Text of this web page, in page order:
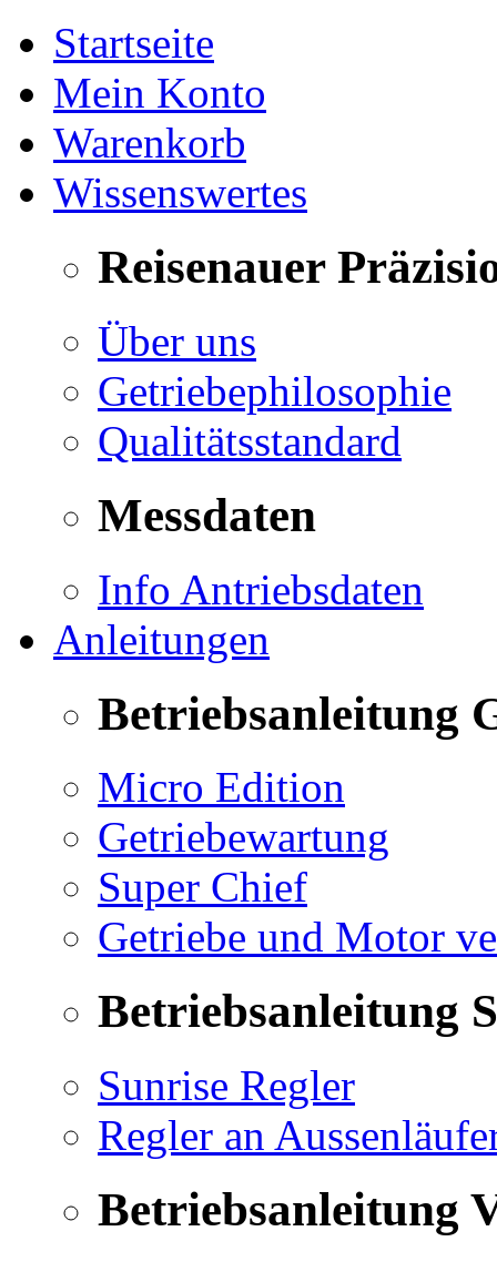
Startseite
Mein Konto
Warenkorb
Wissenswertes
Reisenauer
Über uns
Getriebephilosophie
Qualitätsstandard
Messdaten
Info Antriebsdaten
Anleitungen
Betriebsanleitung
Micro Edition
Getriebewartung
Super Chief
Getriebe und Motor
Betriebsanleitung
Sunrise Regler
Regler an
Betriebsanleitung